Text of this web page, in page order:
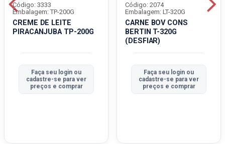
CREME DE LEITE
PIRACANJUBA TP-200G
Código: 3333
Embalagem: TP-200G
Faça seu login ou
cadastre-se para ver
preços e comprar
CARNE BOV CONS
BERTIN T-320G
(DESFIAR)
Código: 2074
Embalagem: LT-320G
Faça seu login ou
cadastre-se para ver
preços e comprar